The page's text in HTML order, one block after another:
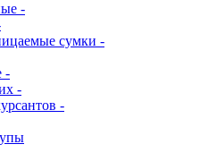
-
сумки -
-
-
-